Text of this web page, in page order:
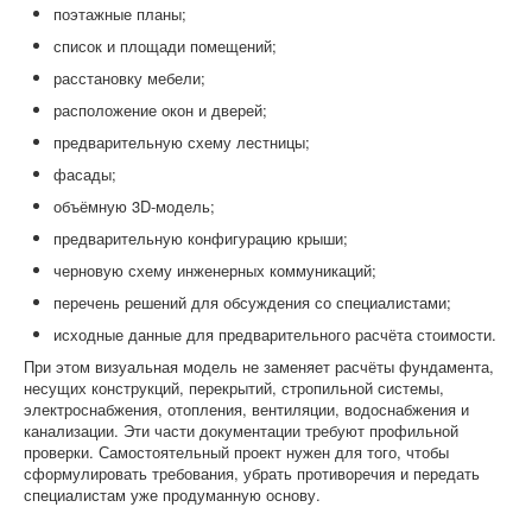
поэтажные планы;
список и площади помещений;
расстановку мебели;
расположение окон и дверей;
предварительную схему лестницы;
фасады;
объёмную 3D-модель;
предварительную конфигурацию крыши;
черновую схему инженерных коммуникаций;
перечень решений для обсуждения со специалистами;
исходные данные для предварительного расчёта стоимости.
При этом визуальная модель не заменяет расчёты фундамента,
несущих конструкций, перекрытий, стропильной системы,
электроснабжения, отопления, вентиляции, водоснабжения и
канализации. Эти части документации требуют профильной
проверки. Самостоятельный проект нужен для того, чтобы
сформулировать требования, убрать противоречия и передать
специалистам уже продуманную основу.